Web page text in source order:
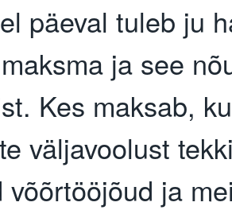
päeval tuleb ju
ja see
Kes maksab,
väljavoolust
võõrtööjõud ja